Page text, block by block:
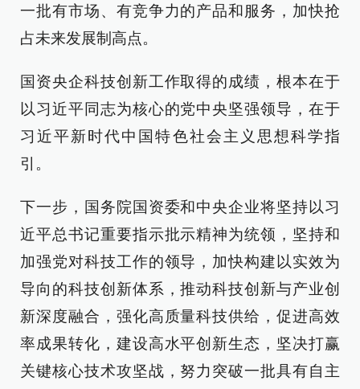
一批有市场、有竞争力的产品和服务，加快抢
占未来发展制高点。
国资央企科技创新工作取得的成绩，根本在于
以习近平同志为核心的党中央坚强领导，在于
习近平新时代中国特色社会主义思想科学指
引。
下一步，国务院国资委和中央企业将坚持以习
近平总书记重要指示批示精神为统领，坚持和
加强党对科技工作的领导，加快构建以实效为
导向的科技创新体系，推动科技创新与产业创
新深度融合，强化高质量科技供给，促进高效
率成果转化，建设高水平创新生态，坚决打赢
关键核心技术攻坚战，努力突破一批具有自主